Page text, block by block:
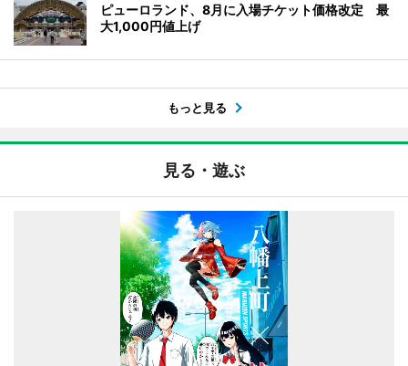
ピューロランド、8月に入場チケット価格改定 最
大1,000円値上げ
もっと見る
見る・遊ぶ